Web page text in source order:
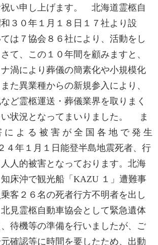
い申し上げます。 北海道霊柩自
３０年１月１８日１７社より設
は７協会８６社により、活動をし
て、この１０年間を顧みますと、
渦により葬儀の簡素化や小規模化
た異業種からの新規参入により、
ど霊柩運送・葬儀業界を取りまく
い状況となってまいりました。 ま
に よ る 被 害 が 全 国 各 地 で 発 生
４年１月１日能登半島地震死者、行
人的被害となっております。北海
床沖で観光船「KAZU １」遭難事
客２６名の死者行方不明者を出し
見霊柩自動車協会として緊急遺体
待機等の準備を行いましたが、ご
確認等に時間を要したため、出動